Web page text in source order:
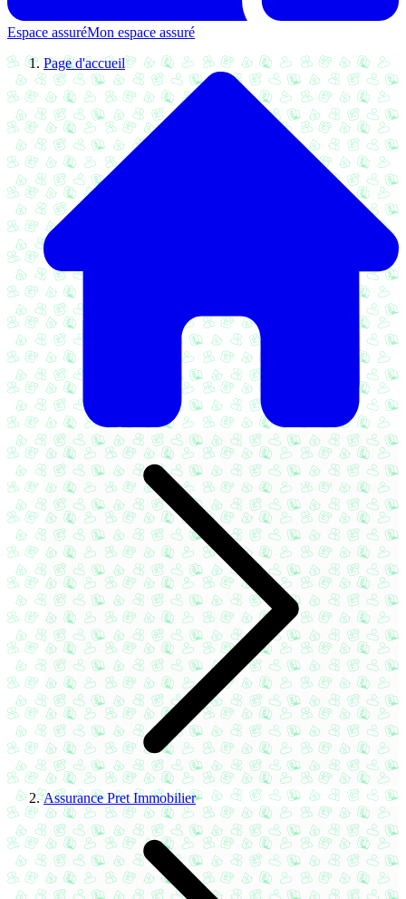
Espace assuréMon espace assuré
Page d'accueil
Assurance Pret Immobilier